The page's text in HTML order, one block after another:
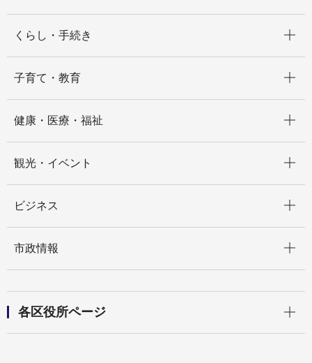
くらし・手続き
子育て・教育
健康・医療・福祉
観光・イベント
ビジネス
市政情報
各区役所ページ